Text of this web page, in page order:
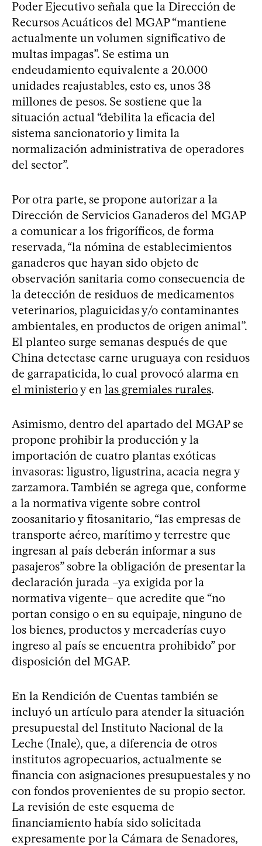
Poder Ejecutivo señala que la Dirección de
Recursos Acuáticos del MGAP “mantiene
actualmente un volumen significativo de
multas impagas”. Se estima un
endeudamiento equivalente a 20.000
unidades reajustables, esto es, unos 38
millones de pesos. Se sostiene que la
situación actual “debilita la eficacia del
sistema sancionatorio y limita la
normalización administrativa de operadores
del sector”.
Por otra parte, se propone autorizar a la
Dirección de Servicios Ganaderos del MGAP
a comunicar a los frigoríficos, de forma
reservada, “la nómina de establecimientos
ganaderos que hayan sido objeto de
observación sanitaria como consecuencia de
la detección de residuos de medicamentos
veterinarios, plaguicidas y/o contaminantes
ambientales, en productos de origen animal”.
El planteo surge semanas después de que
China detectase carne uruguaya con residuos
de garrapaticida, lo cual provocó alarma en
el ministerioy en las gremiales rurales.
Asimismo, dentro del apartado del MGAP se
propone prohibir la producción y la
importación de cuatro plantas exóticas
invasoras: ligustro, ligustrina, acacia negra y
zarzamora. También se agrega que, conforme
a la normativa vigente sobre control
zoosanitario y fitosanitario, “las empresas de
transporte aéreo, marítimo y terrestre que
ingresan al país deberán informar a sus
pasajeros” sobre la obligación de presentar la
declaración jurada –ya exigida por la
normativa vigente– que acredite que “no
portan consigo o en su equipaje, ninguno de
los bienes, productos y mercaderías cuyo
ingreso al país se encuentra prohibido” por
disposición del MGAP.
En la Rendición de Cuentas también se
incluyó un artículo para atender la situación
presupuestal del Instituto Nacional de la
Leche (Inale), que, a diferencia de otros
institutos agropecuarios, actualmente se
financia con asignaciones presupuestales y no
con fondos provenientes de su propio sector.
La revisión de este esquema de
financiamiento había sido solicitada
expresamente por la Cámara de Senadores,